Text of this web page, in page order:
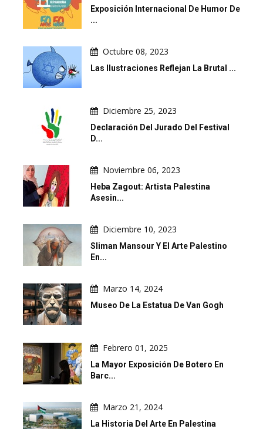
Exposición Internacional De Humor De
...
Octubre 08, 2023
Las Ilustraciones Reflejan La Brutal ...
Diciembre 25, 2023
Declaración Del Jurado Del Festival
D...
Noviembre 06, 2023
Heba Zagout: Artista Palestina
Asesin...
Diciembre 10, 2023
Sliman Mansour Y El Arte Palestino
En...
Marzo 14, 2024
Museo De La Estatua De Van Gogh
Febrero 01, 2025
La Mayor Exposición De Botero En
Barc...
Marzo 21, 2024
La Historia Del Arte En Palestina